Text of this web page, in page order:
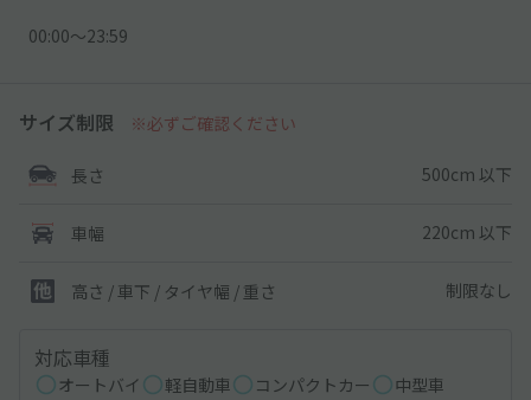
00:00〜23:59
サイズ制限 ※必ずご確認ください
長さ 500cm 以下
車幅 220cm 以下
高さ / 車下 / タイヤ幅 / 重さ 制限なし
対応車種
オートバイ 軽自動車 コンパクトカー
中型車